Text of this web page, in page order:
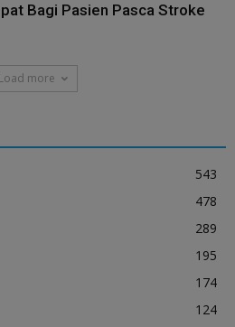
Bagi Pasien Pasca Stroke
Load more
543
478
289
195
174
124